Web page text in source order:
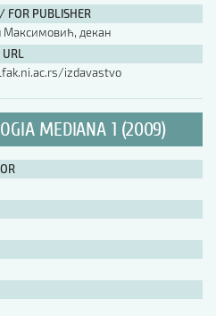
PUBLISHER
Максимовић, декан
izdavastvo
MEDIANA 1 (2009)